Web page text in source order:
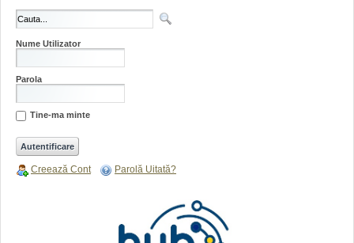
Nume Utilizator
Parola
Tine-ma minte
Creează Cont Parolă Uitată?